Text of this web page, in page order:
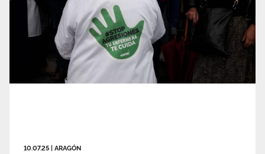
10.07.25 ARAGÓN